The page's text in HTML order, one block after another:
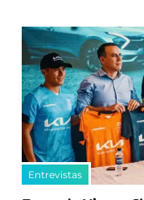
Entrevistas